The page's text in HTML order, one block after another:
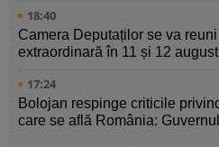
18:40
Camera Deputaților se va
extraordinară în 11 și 12
17:24
Bolojan respinge criticile
care se află România: